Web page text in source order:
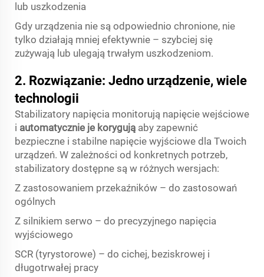
lub uszkodzenia
Gdy urządzenia nie są odpowiednio chronione, nie
tylko działają mniej efektywnie – szybciej się
zużywają lub ulegają trwałym uszkodzeniom.
2. Rozwiązanie: Jedno urządzenie, wiele
technologii
Stabilizatory napięcia monitorują napięcie wejściowe
i automatycznie je korygują aby zapewnić
bezpieczne i stabilne napięcie wyjściowe dla Twoich
urządzeń. W zależności od konkretnych potrzeb,
stabilizatory dostępne są w różnych wersjach:
Z zastosowaniem przekaźników – do zastosowań
ogólnych
Z silnikiem serwo – do precyzyjnego napięcia
wyjściowego
SCR (tyrystorowe) – do cichej, beziskrowej i
długotrwałej pracy